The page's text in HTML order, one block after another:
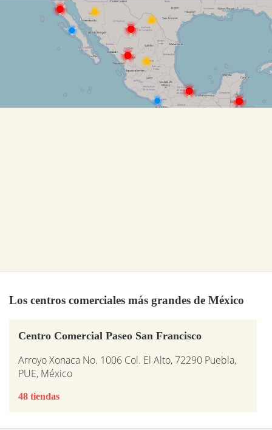
Los centros comerciales más grandes de México
Centro Comercial Paseo San Francisco
Arroyo Xonaca No. 1006 Col. El Alto, 72290 Puebla,
PUE, México
48 tiendas